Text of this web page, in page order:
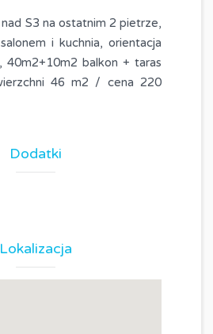
S3 na ostatnim 2 pietrze,
i kuchnia, orientacja
40m2+10m2 balkon + taras
46 m2 / cena 220
Dodatki
Lokalizacja